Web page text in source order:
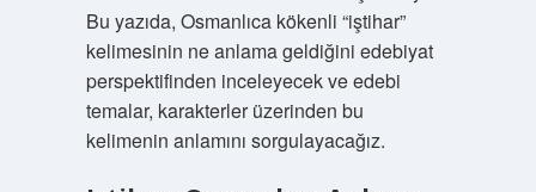
Bu yazıda, Osmanlıca kökenli “iştihar”
kelimesinin ne anlama geldiğini edebiyat
perspektifinden inceleyecek ve edebi
temalar, karakterler üzerinden bu
kelimenin anlamını sorgulayacağız.